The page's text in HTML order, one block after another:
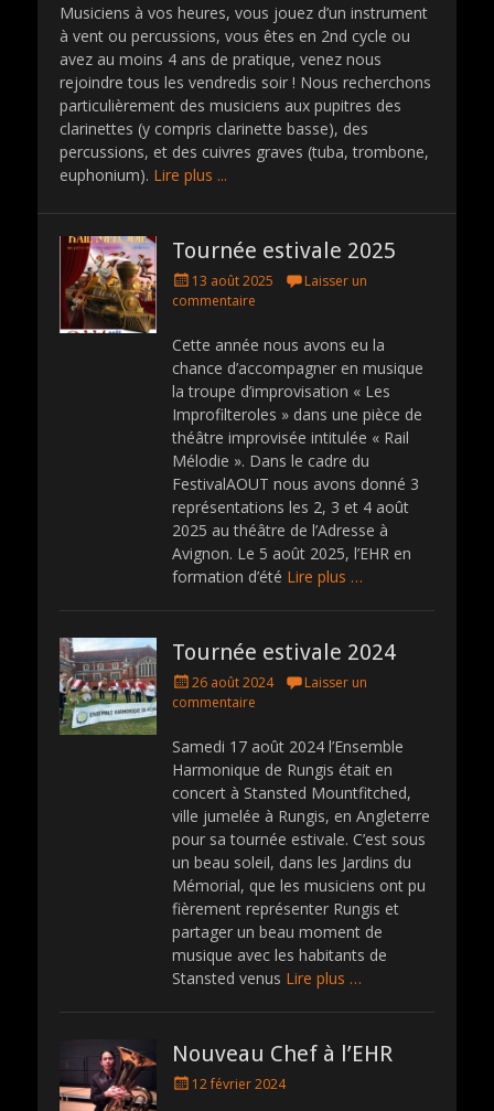
Musiciens à vos heures, vous jouez d’un instrument
à vent ou percussions, vous êtes en 2nd cycle ou
avez au moins 4 ans de pratique, venez nous
rejoindre tous les vendredis soir ! Nous recherchons
particulièrement des musiciens aux pupitres des
clarinettes (y compris clarinette basse), des
percussions, et des cuivres graves (tuba, trombone,
euphonium). Lire plus ...
Tournée estivale 2025
P
o
t
d
o
n
13 août 2025
Laisser un
commentaire
Cette année nous avons eu la
chance d’accompagner en musique
la troupe d’improvisation « Les
Improfilteroles » dans une pièce de
théâtre improvisée intitulée « Rail
Mélodie ». Dans le cadre du
FestivalAOUT nous avons donné 3
représentations les 2, 3 et 4 août
2025 au théâtre de l’Adresse à
Avignon. Le 5 août 2025, l’EHR en
formation d’été Lire plus …
Tournée estivale 2024
P
o
t
e
d
o
n
26 août 2024
Laisser un
commentaire
Samedi 17 août 2024 l’Ensemble
Harmonique de Rungis était en
concert à Stansted Mountfitched,
ville jumelée à Rungis, en Angleterre
pour sa tournée estivale. C’est sous
un beau soleil, dans les Jardins du
Mémorial, que les musiciens ont pu
fièrement représenter Rungis et
partager un beau moment de
musique avec les habitants de
Stansted venus Lire plus …
Nouveau Chef à l’EHR
P
12 février 2024